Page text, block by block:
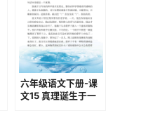
六年级语文下册-课
文15 真理诞生于一